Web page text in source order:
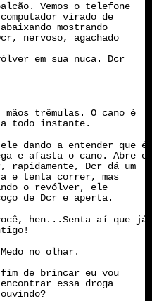
Vemos o telefone
virado de
mostrando
nervoso, agachado
em sua nuca. Dcr
trêmulas. O cano é
a todo instante.
dando a entender que é
e afasta o cano. Abre o
Dcr dá um
e tenta correr, mas
o revólver, ele
de Dcr e aperta.
hen...Senta aí que já
no olhar.
de brincar eu vou
essa droga